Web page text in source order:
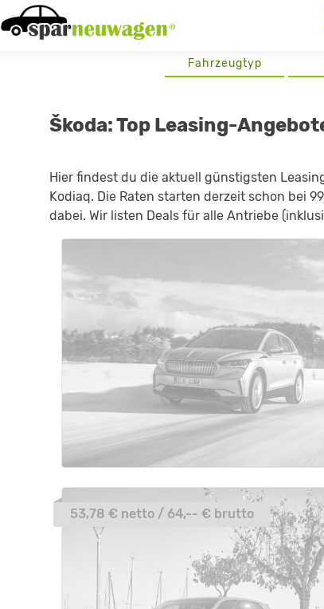
Skip
to
Fahrzeugtyp
Škoda: Top Leasing-
Hier findest du die aktuell günstigsten
Kodiaq. Die Raten starten derzeit schon bei
dabei. Wir listen Deals für alle Antriebe
53,78 € netto / 64,-- € brutto